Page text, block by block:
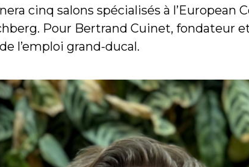
cinq salons spécialisés à
Pour Bertrand Cuinet, fondateur
l’emploi grand-ducal.